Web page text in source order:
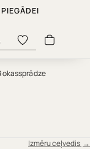
Izmēru ceļvedis →